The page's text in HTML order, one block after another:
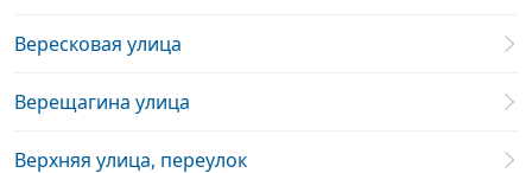
Вересковая улица
Верещагина улица
Верхняя улица, переулок